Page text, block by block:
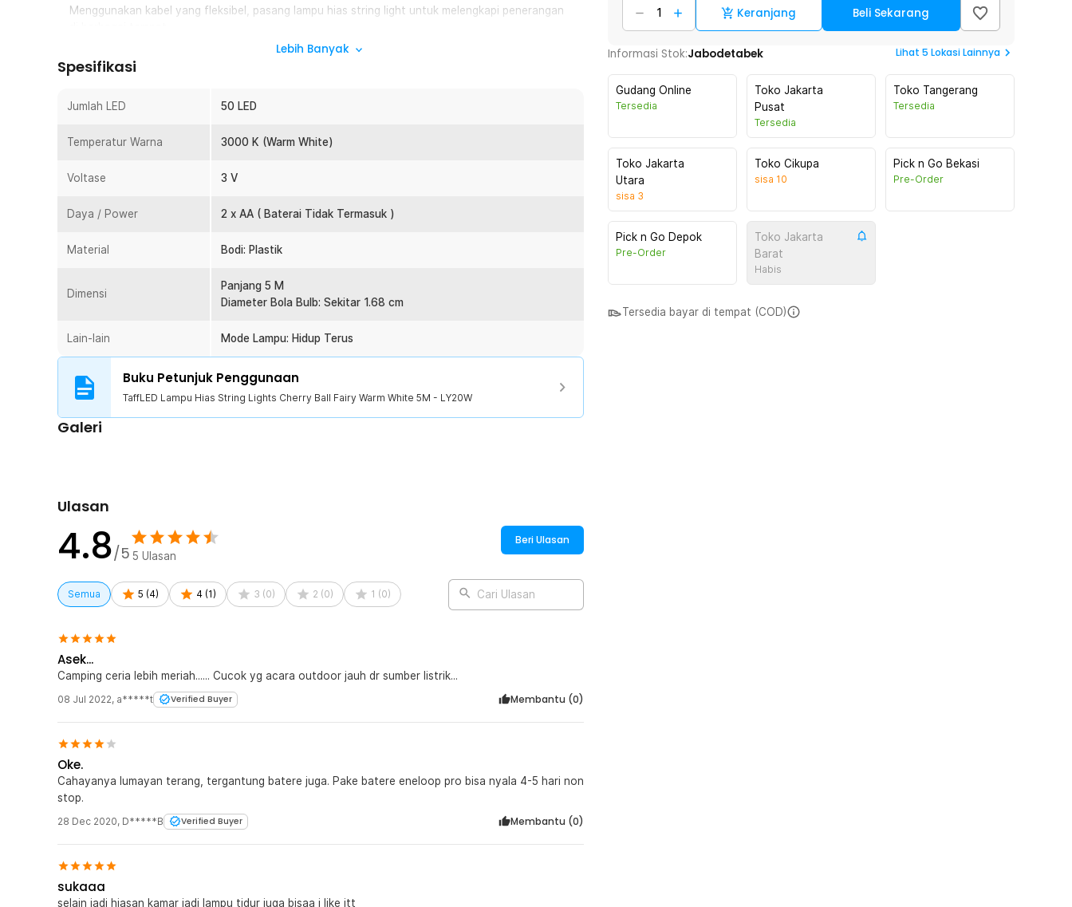
Menggunakan kabel yang fleksibel, pasang lampu hias string light untuk melengkapi penerangan
Penggunaan daya baterai membuat pemasangannya semakin praktis tanpa mengkhawatirkan
Mudah Digunakan
patung, dan lainnya.
Kelengkapan Produk
Rincian yang Anda dapatkan untuk pembelian produk ini:
Lebih Banyak
Spesifikasi
Jumlah LED 50 LED
Temperatur Warna 3000 K (Warm White)
Voltase 3 V
Daya / Power 2 x AA ( Baterai Tidak Termasuk )
Material Bodi: Plastik
Dimensi
Panjang 5 M
Diameter Bola Bulb: Sekitar 1.68 cm
Lain-lain Mode Lampu: Hidup Terus
Buku Petunjuk Penggunaan
TaffLED Lampu Hias String Lights Cherry Ball Fairy Warm White 5M - LY20W
Galeri
Ulasan
4.8/5 5 Ulasan
Beri Ulasan
Semua 5 (4) 4 (1) 3 (0) 2 (0) 1 (0) Cari Ulasan
Asek...
Camping ceria lebih meriah...... Cucok yg acara outdoor jauh dr sumber listrik...
08 Jul 2022, a*****t Verified Buyer Membantu (0)
Oke.
Cahayanya lumayan terang, tergantung batere juga. Pake batere eneloop pro bisa nyala 4-5 hari non
stop.
28 Dec 2020, D*****B Verified Buyer Membantu (0)
sukaaa
selain jadi hiasan kamar jadi lampu tidur juga bisaa i like itt
Keranjang Beli Sekarang
Informasi Stok:Jabodetabek Lihat 5 Lokasi Lainnya
Gudang Online
Tersedia
Toko Jakarta
Pusat
Tersedia
Toko Tangerang
Tersedia
Toko Jakarta
Utara
sisa 3
Toko Cikupa
sisa 10
Pick n Go Bekasi
Pre-Order
Pick n Go Depok
Pre-Order
Toko Jakarta
Barat
Habis
Tersedia bayar di tempat (COD)